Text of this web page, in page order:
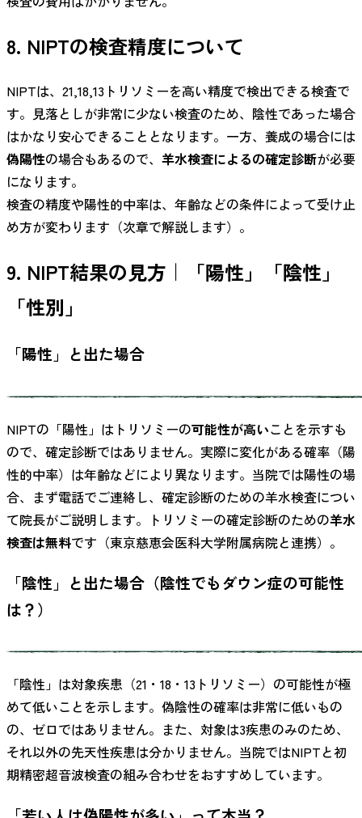
8. NIPTの検査精度について
NIPTは、21,18,13トリソミーを高い精度で検出できる検査で
す。見落としが非常に少ない検査のため、陰性であった場合
はかなり安心できることとなります。一方、養成の場合には
偽陽性の場合もあるので、 羊水検査によるの確定診断が必要
になります。
検査の精度や陽性的中率は、年齢などの条件によって受け止
め方が変わります（次章で解説します）。
9. NIPT結果の見方｜「陽性」「陰性」
「性別」
「陽性」と出た場合
NIPTの「陽性」はトリソミーの可能性が高いことを示すも
ので、確定診断ではありません。実際に変化がある確率（陽
性的中率）は年齢などにより異なります。当院では陽性の場
合、まず電話でご連絡し、確定診断のための羊水検査につい
て院長がご説明します。トリソミーの確定診断のための羊水
検査は無料です（東京慈恵会医科大学附属病院と連携）。
「陰性」と出た場合（陰性でもダウン症の可能性
は？）
「陰性」は対象疾患（21・18・13トリソミー）の可能性が極
めて低いことを示します。偽陰性の確率は非常に低いもの
の、ゼロではありません。また、対象は3疾患のみのため、
それ以外の先天性疾患は分かりません。当院ではNIPTと初
期精密超音波検査の組み合わせをおすすめしています。